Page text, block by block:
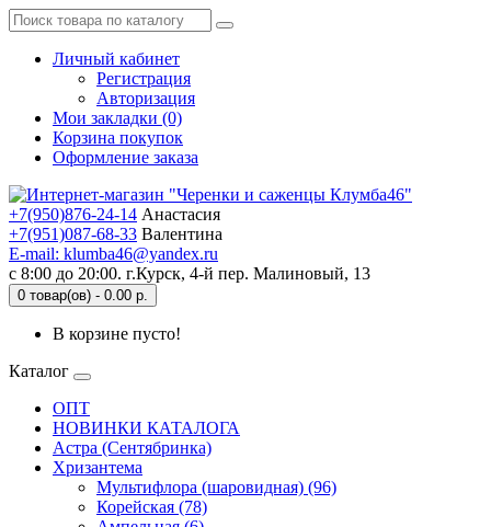
Личный кабинет
Регистрация
Авторизация
Мои закладки (0)
Корзина покупок
Оформление заказа
+7(950)876-24-14 Анастасия
+7(951)087-68-33 Валентина
E-mail: klumba46@yandex.ru
с 8:00 до 20:00. г.Курск, 4-й пер. Малиновый, 13
0 товар(ов) - 0.00 р.
В корзине пусто!
Каталог
ОПТ
НОВИНКИ КАТАЛОГА
Астра (Сентябринка)
Хризантема
Мультифлора (шаровидная) (96)
Корейская (78)